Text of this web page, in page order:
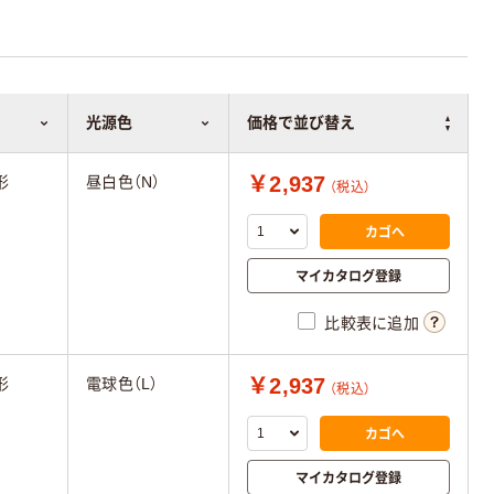
光源色 価格で並び替え
昼白色（N） ￥2,937 （税込）
カゴへ
マイカタログ登録
比較表に追加
電球色（L） ￥2,937 （税込）
カゴへ
マイカタログ登録